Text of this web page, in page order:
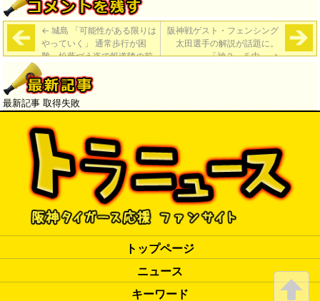
← 城島 「可能性がある限りは
やっていく」 通常歩行が困
難、松葉づえ姿で報道陣の前
に。
阪神戦ゲスト・フェンシング
太田選手の解説が話題に。
「神２－５中」→
最新記事 取得失敗
トップページ
ニュース
キーワード